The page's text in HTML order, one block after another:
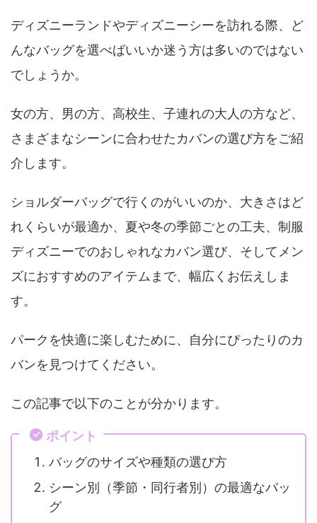
ディズニーランドやディズニーシーを訪れる際、ど
んなバッグを選べばいいか迷う方は多いのではない
でしょうか。
女の方、男の方、高校生、子連れの大人の方など、
さまざまなシーンに合わせたカバンの選び方をご紹
介します。
ショルダーバッグで行くのがいいのか、大きさはど
れくらいが最適か、夏や冬の季節ごとの工夫、制服
ディズニーでのおしゃれなカバン選び、そしてメン
ズにおすすめのアイテムまで、幅広くお伝えしま
す。
パークを快適に楽しむために、自分にぴったりのカ
バンを見つけてください。
この記事で以下のことが分かります。
ポイント
バッグのサイズや種類の選び方
シーン別（季節・同行者別）の最適なバッ
グ